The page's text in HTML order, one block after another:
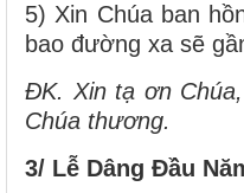
5) Xin Chúa ban
bao đường xa sẽ
ĐK. Xin tạ ơn
Chúa thương.
3/ Lễ Dâng Đầu